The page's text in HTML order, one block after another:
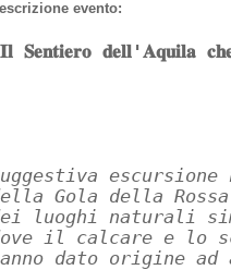
evento:
𝐈𝐥 𝐒𝐞𝐧𝐭𝐢𝐞𝐫𝐨 𝐝𝐞𝐥𝐥'𝐀𝐪𝐮𝐢𝐥𝐚
Gola della
luoghi naturali
il calcare e lo
dato origine